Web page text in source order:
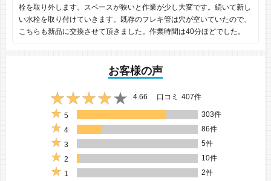
栓を取り外します。スペースが狭いと作業が少し大変です。続いて新し
い水栓を取り付けていきます。既存のフレキ管は穴が空いていたので、
こちらも新品に交換させて頂きました。作業時間は40分ほどでした。
お客様の声
4.66 口コミ 407件
5
303件
4
86件
3
5件
2
10件
1
2件